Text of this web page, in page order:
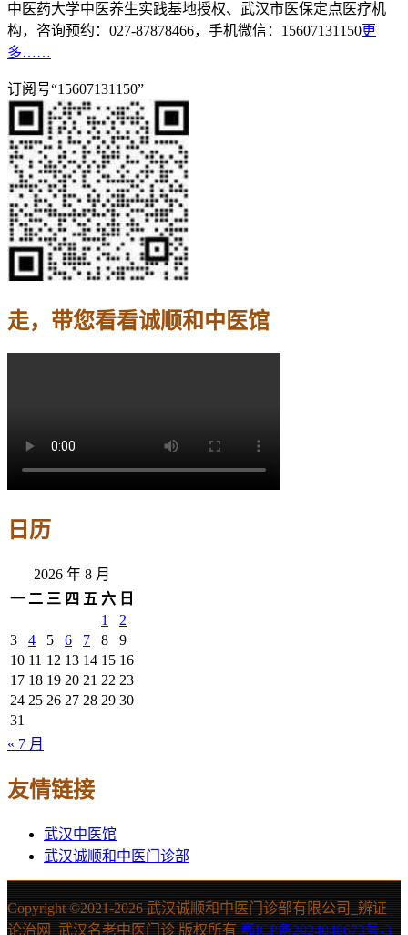
中医药大学中医养生实践基地授权、武汉市医保定点医疗机
构，咨询预约：027-87878466，手机微信：15607131150更
多……
订阅号“15607131150”
走，带您看看诚顺和中医馆
日历
2026 年 8 月
一 二 三 四 五 六 日
1
2
3
4 5 6 7 8
9
10 11 12 13 14 15 16
17 18 19 20 21 22 23
24 25 26 27 28 29 30
31
« 7 月
友情链接
武汉中医馆
武汉诚顺和中医门诊部
Copyright ©2021-2026 武汉诚顺和中医门诊部有限公司_辨证
论治网_武汉名老中医门诊 版权所有 鄂ICP备2024048673号-3